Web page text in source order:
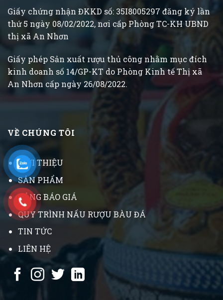
Giấy chứng nhận ĐKKD số: 35I8005297 đăng ký lần
thứ 5 ngày 08/02/2022, nơi cấp Phòng TC-KH UBND
thị xã An Nhơn
Giấy phép Sản xuất rượu thủ công nhằm mục đích
kinh doanh số 14/GP-KT do Phòng Kinh tế Thị xã
An Nhơn cấp ngày 26/08/2022.
VỀ CHÚNG TÔI
GIỚI THIỆU
SẢN PHẨM
BẢNG BÁO GIÁ
QUY TRÌNH NẤU RƯỢU BÀU ĐÁ
TIN TỨC
LIÊN HỆ